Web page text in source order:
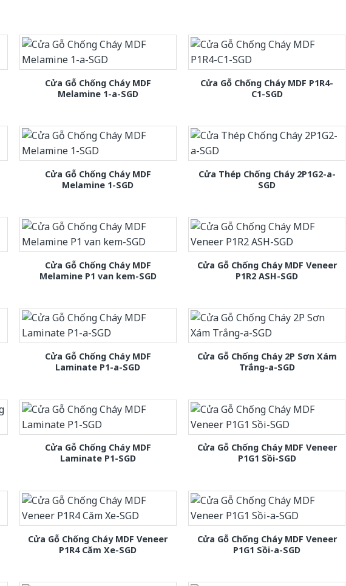
Cửa Gỗ Chống Cháy MDF
Melamine 1-a-SGD
Cửa Gỗ Chống Cháy MDF P1R4-
C1-SGD
Cửa Gỗ Chống Cháy MDF
Melamine 1-SGD
Cửa Thép Chống Cháy 2P1G2-a-
SGD
Cửa Gỗ Chống Cháy MDF
Melamine P1 van kem-SGD
Cửa Gỗ Chống Cháy MDF Veneer
P1R2 ASH-SGD
Cửa Gỗ Chống Cháy MDF
Laminate P1-a-SGD
Cửa Gỗ Chống Cháy 2P Sơn Xám
Trắng-a-SGD
Cửa Gỗ Chống Cháy MDF
Laminate P1-SGD
Cửa Gỗ Chống Cháy MDF Veneer
P1G1 Sồi-SGD
Cửa Gỗ Chống Cháy MDF Veneer
P1R4 Căm Xe-SGD
Cửa Gỗ Chống Cháy MDF Veneer
P1G1 Sồi-a-SGD